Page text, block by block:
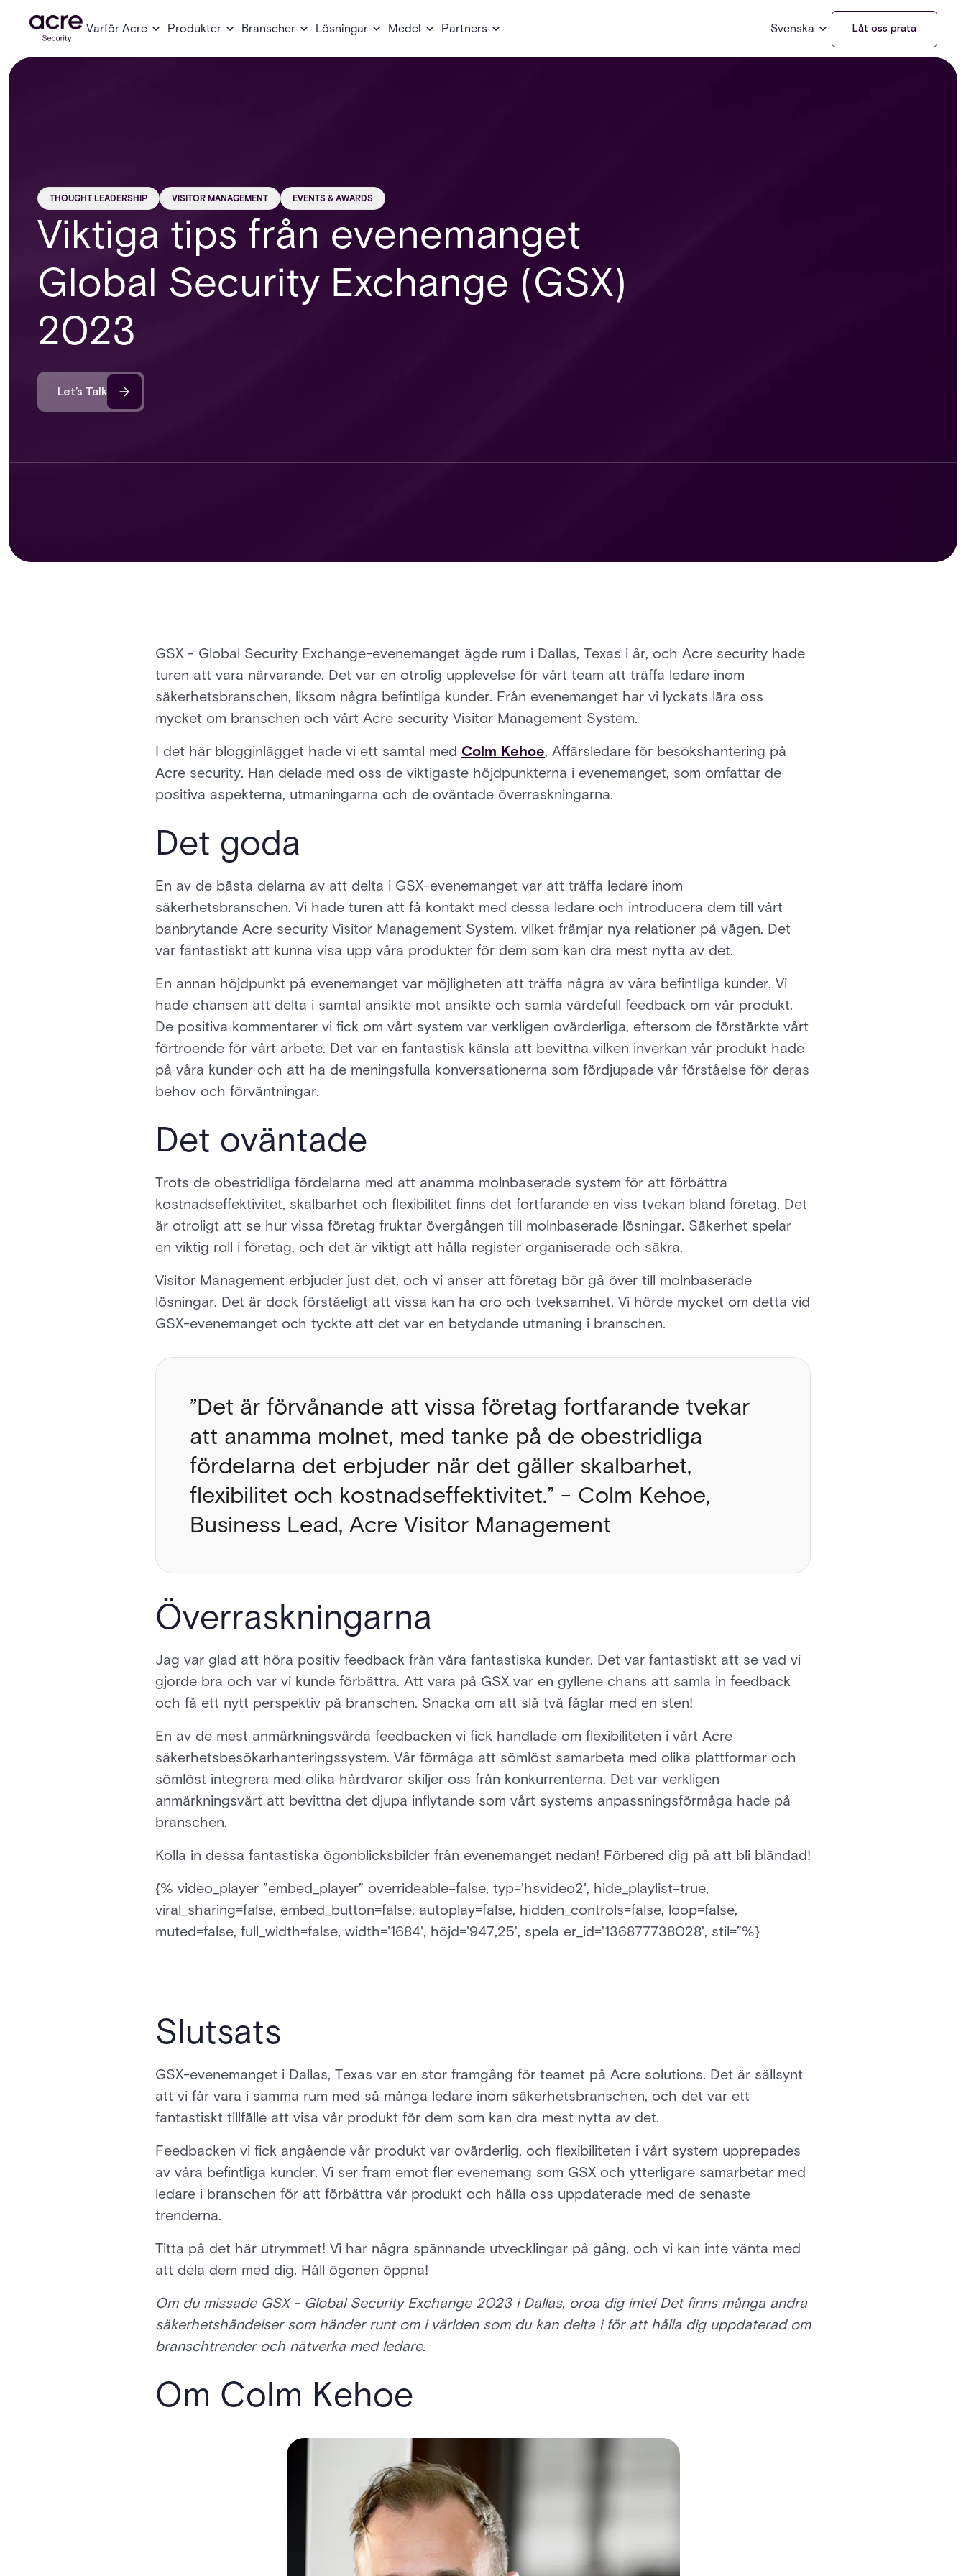
Varför Acre Produkter Branscher Lösningar Medel Partners Svenska Låt oss prata
THOUGHT LEADERSHIP VISITOR MANAGEMENT EVENTS & AWARDS
Viktiga tips från evenemanget
Global Security Exchange (GSX)
2023
Let’s Talk
GSX - Global Security Exchange-evenemanget ägde rum i Dallas, Texas i år, och Acre security hade
turen att vara närvarande. Det var en otrolig upplevelse för vårt team att träffa ledare inom
säkerhetsbranschen, liksom några befintliga kunder. Från evenemanget har vi lyckats lära oss
mycket om branschen och vårt Acre security Visitor Management System.
I det här blogginlägget hade vi ett samtal med Colm Kehoe, Affärsledare för besökshantering på
Acre security. Han delade med oss de viktigaste höjdpunkterna i evenemanget, som omfattar de
positiva aspekterna, utmaningarna och de oväntade överraskningarna.
Det goda
En av de bästa delarna av att delta i GSX-evenemanget var att träffa ledare inom
säkerhetsbranschen. Vi hade turen att få kontakt med dessa ledare och introducera dem till vårt
banbrytande Acre security Visitor Management System, vilket främjar nya relationer på vägen. Det
var fantastiskt att kunna visa upp våra produkter för dem som kan dra mest nytta av det.
En annan höjdpunkt på evenemanget var möjligheten att träffa några av våra befintliga kunder. Vi
hade chansen att delta i samtal ansikte mot ansikte och samla värdefull feedback om vår produkt.
De positiva kommentarer vi fick om vårt system var verkligen ovärderliga, eftersom de förstärkte vårt
förtroende för vårt arbete. Det var en fantastisk känsla att bevittna vilken inverkan vår produkt hade
på våra kunder och att ha de meningsfulla konversationerna som fördjupade vår förståelse för deras
behov och förväntningar.
Det oväntade
Trots de obestridliga fördelarna med att anamma molnbaserade system för att förbättra
kostnadseffektivitet, skalbarhet och flexibilitet finns det fortfarande en viss tvekan bland företag. Det
är otroligt att se hur vissa företag fruktar övergången till molnbaserade lösningar. Säkerhet spelar
en viktig roll i företag, och det är viktigt att hålla register organiserade och säkra.
Visitor Management erbjuder just det, och vi anser att företag bör gå över till molnbaserade
lösningar. Det är dock förståeligt att vissa kan ha oro och tveksamhet. Vi hörde mycket om detta vid
GSX-evenemanget och tyckte att det var en betydande utmaning i branschen.
”Det är förvånande att vissa företag fortfarande tvekar
att anamma molnet, med tanke på de obestridliga
fördelarna det erbjuder när det gäller skalbarhet,
flexibilitet och kostnadseffektivitet.” - Colm Kehoe,
Business Lead, Acre Visitor Management
Överraskningarna
Jag var glad att höra positiv feedback från våra fantastiska kunder. Det var fantastiskt att se vad vi
gjorde bra och var vi kunde förbättra. Att vara på GSX var en gyllene chans att samla in feedback
och få ett nytt perspektiv på branschen. Snacka om att slå två fåglar med en sten!
En av de mest anmärkningsvärda feedbacken vi fick handlade om flexibiliteten i vårt Acre
säkerhetsbesökarhanteringssystem. Vår förmåga att sömlöst samarbeta med olika plattformar och
sömlöst integrera med olika hårdvaror skiljer oss från konkurrenterna. Det var verkligen
anmärkningsvärt att bevittna det djupa inflytande som vårt systems anpassningsförmåga hade på
branschen.
Kolla in dessa fantastiska ögonblicksbilder från evenemanget nedan! Förbered dig på att bli bländad!
{% video_player ”embed_player” overrideable=false, typ='hsvideo2', hide_playlist=true,
viral_sharing=false, embed_button=false, autoplay=false, hidden_controls=false, loop=false,
muted=false, full_width=false, width='1684', höjd='947,25', spela er_id='136877738028', stil=”%}
Slutsats
GSX-evenemanget i Dallas, Texas var en stor framgång för teamet på Acre solutions. Det är sällsynt
att vi får vara i samma rum med så många ledare inom säkerhetsbranschen, och det var ett
fantastiskt tillfälle att visa vår produkt för dem som kan dra mest nytta av det.
Feedbacken vi fick angående vår produkt var ovärderlig, och flexibiliteten i vårt system upprepades
av våra befintliga kunder. Vi ser fram emot fler evenemang som GSX och ytterligare samarbetar med
ledare i branschen för att förbättra vår produkt och hålla oss uppdaterade med de senaste
trenderna.
Titta på det här utrymmet! Vi har några spännande utvecklingar på gång, och vi kan inte vänta med
att dela dem med dig. Håll ögonen öppna!
Om du missade GSX - Global Security Exchange 2023 i Dallas, oroa dig inte! Det finns många andra
säkerhetshändelser som händer runt om i världen som du kan delta i för att hålla dig uppdaterad om
branschtrender och nätverka med ledare.
Om Colm Kehoe